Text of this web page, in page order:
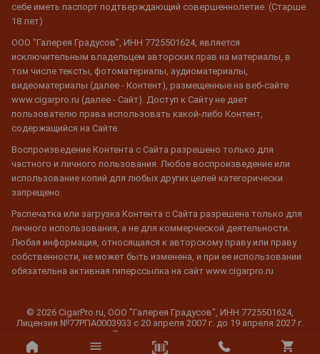
себе иметь паспорт подтверждающий совершеннолетие. (Старше
18 лет)
ООО "Галерея Градусов", ИНН 7725501624, является
исключительным владельцем авторских прав на материалы, в
том числе тексты, фотоматериалы, аудиоматериалы,
видеоматериалы (далее - Контент), размещенные на веб-сайте
www.cigarpro.ru (далее - Сайт). Доступ к Сайту не дает
пользователю права использовать какой-либо Контент,
содержащийся на Сайте.
Воспроизведение Контента с Сайта разрешено только для
частного и личного пользования. Любое воспроизведение или
использование копий для любых других целей категорически
запрещено.
Распечатка или загрузка Контента с Сайта разрешена только для
личного использования, а не для коммерческой деятельности.
Любая информация, относящаяся к авторскому праву или праву
собственности, не может быть изменена, и при ее использовании
обязательна активная гиперссылка на сайт www.cigarpro.ru
© 2026 CigarPro.ru, ООО "Галерея Градусов", ИНН 7725501624,
Лицензия №77РПА0003933 c 20 апреля 2007 г. до 19 апреля 2027 г.
Все права защищены.